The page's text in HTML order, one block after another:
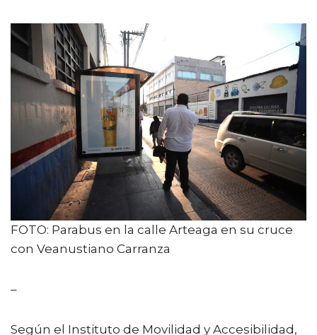
FOTO: Parabus en la calle Arteaga en su cruce
con Veanustiano Carranza
–
Según el Instituto de Movilidad y Accesibilidad,